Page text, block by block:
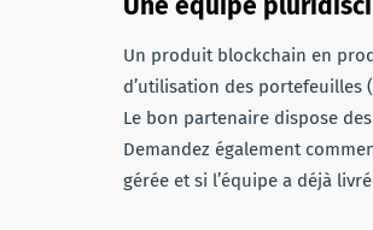
Un produit blockchain en
d’utilisation des portefeuilles
Le bon partenaire dispose
Demandez également
gérée et si l’équipe a déjà